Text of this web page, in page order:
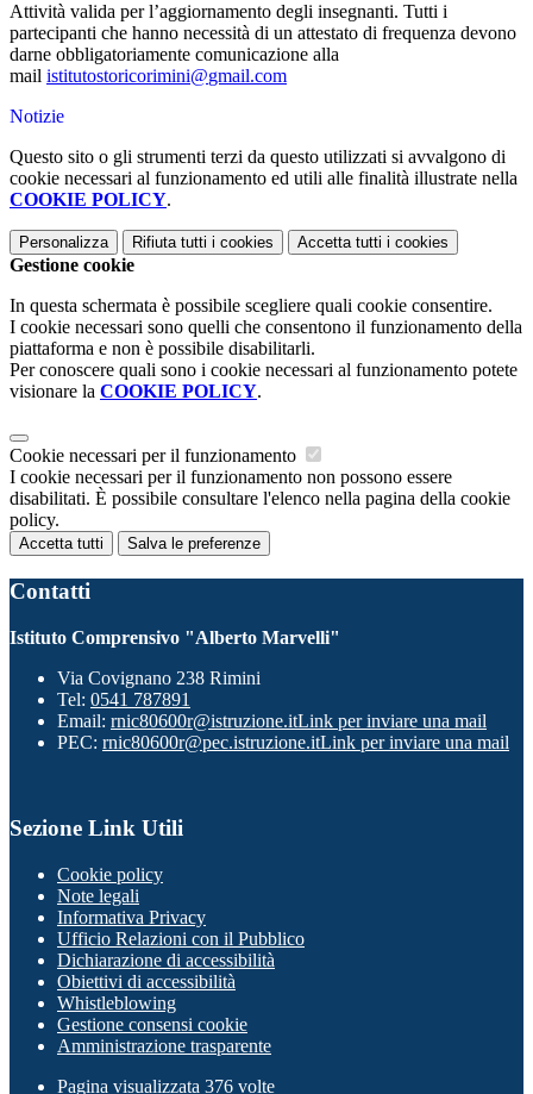
Attività valida per l’aggiornamento degli insegnanti. Tutti i
partecipanti che hanno necessità di un attestato di frequenza devono
darne obbligatoriamente comunicazione alla
mail istitutostoricorimini@gmail.com
Notizie
Questo sito o gli strumenti terzi da questo utilizzati si avvalgono di
cookie necessari al funzionamento ed utili alle finalità illustrate nella
COOKIE POLICY.
Personalizza Rifiuta tutti i cookies Accetta tutti i cookies
Gestione cookie
In questa schermata è possibile scegliere quali cookie consentire.
I cookie necessari sono quelli che consentono il funzionamento della
piattaforma e non è possibile disabilitarli.
Per conoscere quali sono i cookie necessari al funzionamento potete
visionare la COOKIE POLICY.
Cookie necessari per il funzionamento
I cookie necessari per il funzionamento non possono essere
disabilitati. È possibile consultare l'elenco nella pagina della cookie
policy.
Accetta tutti Salva le preferenze
Contatti
Istituto Comprensivo "Alberto Marvelli"
Via Covignano 238 Rimini
Tel: 0541 787891
Email: rnic80600r@istruzione.itLink per inviare una mail
PEC: rnic80600r@pec.istruzione.itLink per inviare una mail
Sezione Link Utili
Cookie policy
Note legali
Informativa Privacy
Ufficio Relazioni con il Pubblico
Dichiarazione di accessibilità
Obiettivi di accessibilità
Whistleblowing
Gestione consensi cookie
Amministrazione trasparente
Pagina visualizzata 376 volte